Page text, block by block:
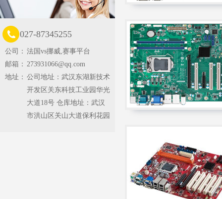
027-87345255
公司： 法国vs挪威,赛事平台
邮箱： 273931066@qq.com
地址： 公司地址：武汉东湖新技术
开发区关东科技工业园华光
大道18号 仓库地址：武汉
市洪山区关山大道保利花园